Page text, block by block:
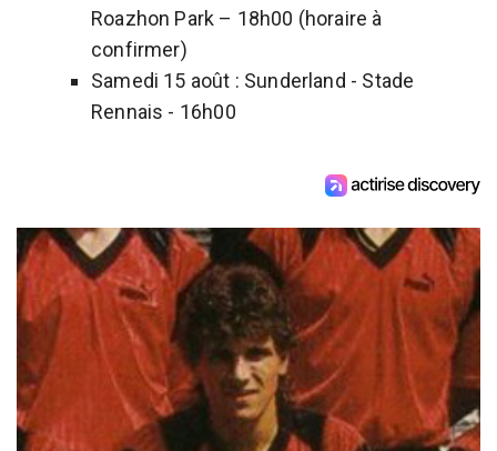
Roazhon Park – 18h00 (horaire à
confirmer)
Samedi 15 août : Sunderland - Stade
Rennais - 16h00